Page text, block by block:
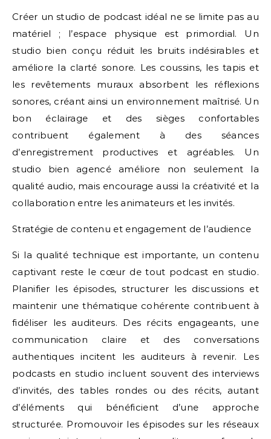
Créer un studio de podcast idéal ne se limite pas au
matériel ; l’espace physique est primordial. Un
studio bien conçu réduit les bruits indésirables et
améliore la clarté sonore. Les coussins, les tapis et
les revêtements muraux absorbent les réflexions
sonores, créant ainsi un environnement maîtrisé. Un
bon éclairage et des sièges confortables
contribuent également à des séances
d’enregistrement productives et agréables. Un
studio bien agencé améliore non seulement la
qualité audio, mais encourage aussi la créativité et la
collaboration entre les animateurs et les invités.
Stratégie de contenu et engagement de l’audience
Si la qualité technique est importante, un contenu
captivant reste le cœur de tout podcast en studio.
Planifier les épisodes, structurer les discussions et
maintenir une thématique cohérente contribuent à
fidéliser les auditeurs. Des récits engageants, une
communication claire et des conversations
authentiques incitent les auditeurs à revenir. Les
podcasts en studio incluent souvent des interviews
d’invités, des tables rondes ou des récits, autant
d’éléments qui bénéficient d’une approche
structurée. Promouvoir les épisodes sur les réseaux